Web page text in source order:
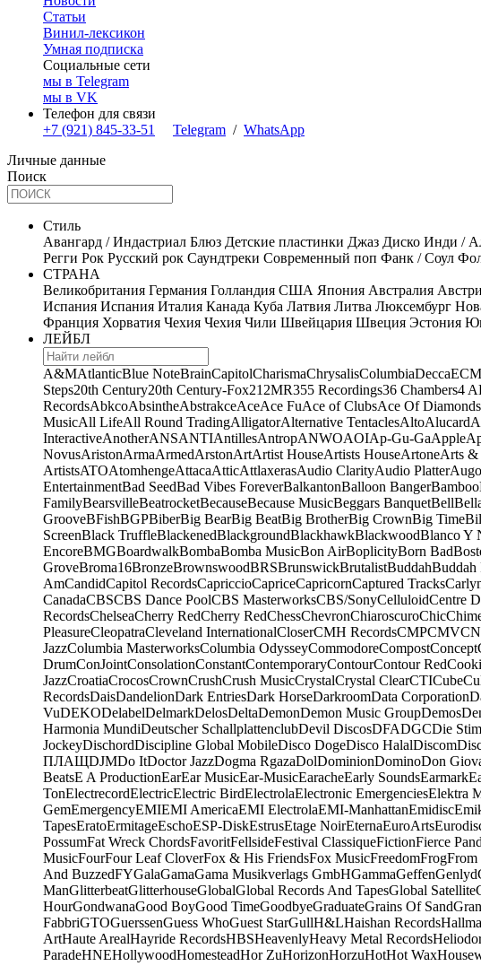
Статьи
Винил-лексикон
Умная подписка
Социальные сети
мы в Telegram
мы в VK
Телефон для связи
+7 (921) 845-33-51
Telegram / WhatsApp
Личные данные
Поиск
Стиль
Авангард / Индастриал Блюз Детские пластинки Джаз Диско Инди /
Регги Рок Русский рок Саундтреки Современный поп Фанк / Соул
СТРАНА
Великобритания Германия Голландия США Япония Австралия
Испания Испания Италия Канада Куба Латвия Литва Люксембург
Франция Хорватия Чехия Чехия Чили Швейцария Швеция Эстония
ЛЕЙБЛ
A&MAtlanticBlue NoteBrainCapitolCharismaChrysalisColumbiaDeccaECM
Steps20th Century20th Century-Fox21 2MR355 Recordings36 Chambers4
RecordsAbkcoAbsintheAbstrakceAceAce FuAce of ClubsAce Of Diamonds
MusicAll LifeAll Round TradingAlligatorAlternative TentaclesAltoAlucard
InteractiveAnotherANSANTIAntillesAntropANWOAOIAp-Gu-GaApple
NovusAristonArmaArmedArstonArtArtist HouseArtists HouseArtoneArts &
ArtistsATOAtomhengeAttacaAtticAttlaxerasAudio ClarityAudio Platter
EntertainmentBad SeedBad Vibes ForeverBalkantonBalloon BangerBamboo
FamilyBearsvilleBeatrocketBecauseBecause MusicBeggars BanquetBell
GrooveBFishBGPBiberBig BearBig BeatBig BrotherBig CrownBig Time
ScreenBlack TruffleBlackenedBlackgroundBlackhawkBlackwoodBlanco Y
EncoreBMGBoardwalkBombaBomba MusicBon AirBoplicityBorn Bad
GroveBroma16BronzeBrownswoodBRSBrunswickBrutalistBuddahBuddah
AmCandidCapitol RecordsCapriccioCapriceCapricornCaptured Tracks
CanadaCBSCBS Dance PoolCBS MasterworksCBS/SonyCelluloidCentre
RecordsChelseaCherry RedCherry RedChessChevronChiaroscuroChic
PleasureCleopatraCleveland InternationalCloserCMH RecordsCMPCMV
JazzColumbia MasterworksColumbia OdysseyCommodoreCompostConcept
DrumConJointConsolationConstantContemporaryContourContour Red
JazzCroatiaCrocosCrownCrushCrush MusicCrystalCrystal ClearCTICube
RecordsDaisDandelionDark EntriesDark HorseDarkroomData Corporation
VuDEKODelabelDelmarkDelosDeltaDemonDemon Music GroupDemos
Harmonia MundiDeutscher SchallplattenclubDevil DiscosDFADGCDie
JockeyDischordDiscipline Global MobileDisco DogeDisco HalalDiscom
ПЛАЩDJMDo ItDoctor JazzDogma RgazaDolDominionDominoDon
BeatsE A ProductionEarEar MusicEar-MusicEaracheEarly SoundsEarmark
TonElectrecordElectricElectric BirdElectrolaElectronic EmergenciesElektra
GemEmergencyEMIEMI AmericaEMI ElectrolaEMI-ManhattanEmidisc
TapesEratoErmitageEschoESP-DiskEstrusEtage NoirEternaEuroArts
PossumFat Wreck ChordsFavoritFellsideFestival ClassiqueFictionFierce
MusicFourFour Leaf CloverFox & His FriendsFox MusicFreedomFrogFrom
And BuzzedFYGalaGamaGama Musikverlags GmbHGammaGeffenGenlyd
ManGlitterbeatGlitterhouseGlobalGlobal Records And TapesGlobal Satellite
HourGondwanaGood BoyGood TimeGoodbyeGraduateGrains Of Sand
FabbriGTOGuerssenGuess WhoGuest StarGullH&LHaishan Records
ArtHaute ArealHayride RecordsHBSHeavenlyHeavy Metal Records
ParadeHNEHollywoodHomesteadHor ZuHorizonHorzuHotHot Wax